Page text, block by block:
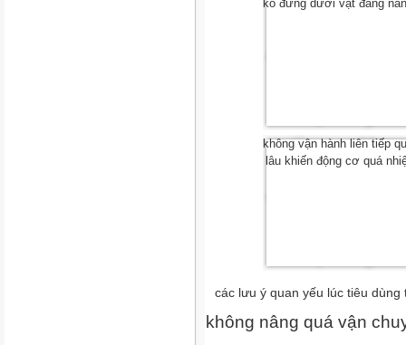
ko đứng dưới vật đang
không vận hành liên tiếp
lâu khiến động cơ quá
các lưu ý quan yếu lúc tiêu dùng
không nâng quá vận